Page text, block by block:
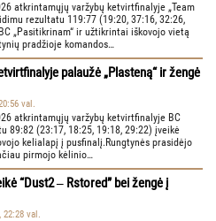
atkrintamųjų varžybų ketvirtfinalyje „Team
rezultatu 119:77 (19:20, 37:16, 32:26,
„Pasitikrinam“ ir užtikrintai iškovojo vietą
pradžioje komandos…
palaužė „Plasteną“ ir žengė
val.
atkrintamųjų varžybų ketvirtfinalyje BC
89:82 (23:17, 18:25, 19:18, 29:22) įveikė
kelialapį į pusfinalį.Rungtynės prasidėjo
pirmojo kėlinio…
“Dust2 ‒ Rstored” bei žengė į
22:28 val.